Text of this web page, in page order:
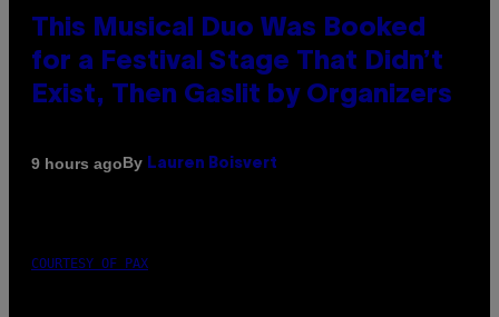
This Musical Duo Was Booked
for a Festival Stage That Didn’t
Exist, Then Gaslit by Organizers
9 hours agoBy Lauren Boisvert
COURTESY OF PAX